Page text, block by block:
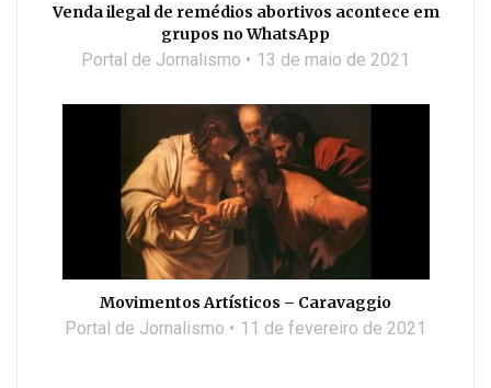
Venda ilegal de remédios abortivos acontece em
grupos no WhatsApp
Portal de Jornalismo 13 de maio de 2021
Movimentos Artísticos – Caravaggio
Portal de Jornalismo 11 de fevereiro de 2021